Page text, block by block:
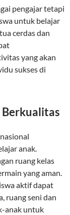
pengajar tetapi
untuk belajar
cerdas dan
yang akan
sukses di
Berkualitas
anak.
ruang kelas
yang aman.
aktif dapat
ruang seni dan
anak untuk